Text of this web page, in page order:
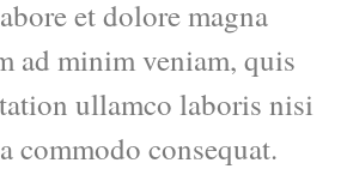
et dolore magna
ad minim veniam, quis
ullamco laboris nisi
commodo consequat.